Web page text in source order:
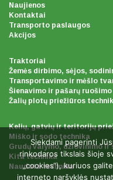
Naujienos
Kontaktai
Transporto paslaugos
Akcijos
Traktoriai
Žemės dirbimo, sėjos,
Transportavimo ir mėšlo
Šienavimo ir pašarų
Žalių plotų priežiūros
Kelių, gatvių ir teritorijų
Miško ir sodo technika
Grudų valymo, džiovinimo ir
Kita technika
Naudota technika
Siekdami pagerinti
rinkodaros tikslais šioje
„cookies“), kuriuos
interneto naršyklės